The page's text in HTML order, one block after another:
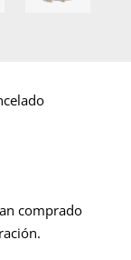
comprado